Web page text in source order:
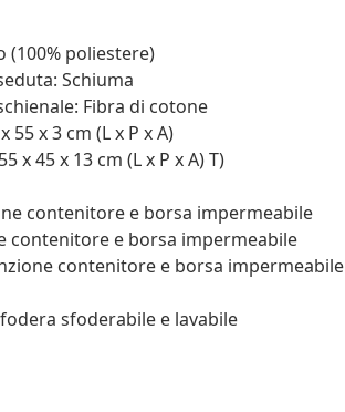
(100% poliestere)
Schiuma
Fibra di cotone
x 3 cm (L x P x A)
x 45 x 13 cm (L x P x A) T)
contenitore e borsa impermeabile
contenitore e borsa impermeabile
contenitore e borsa impermeabile
sfoderabile e lavabile